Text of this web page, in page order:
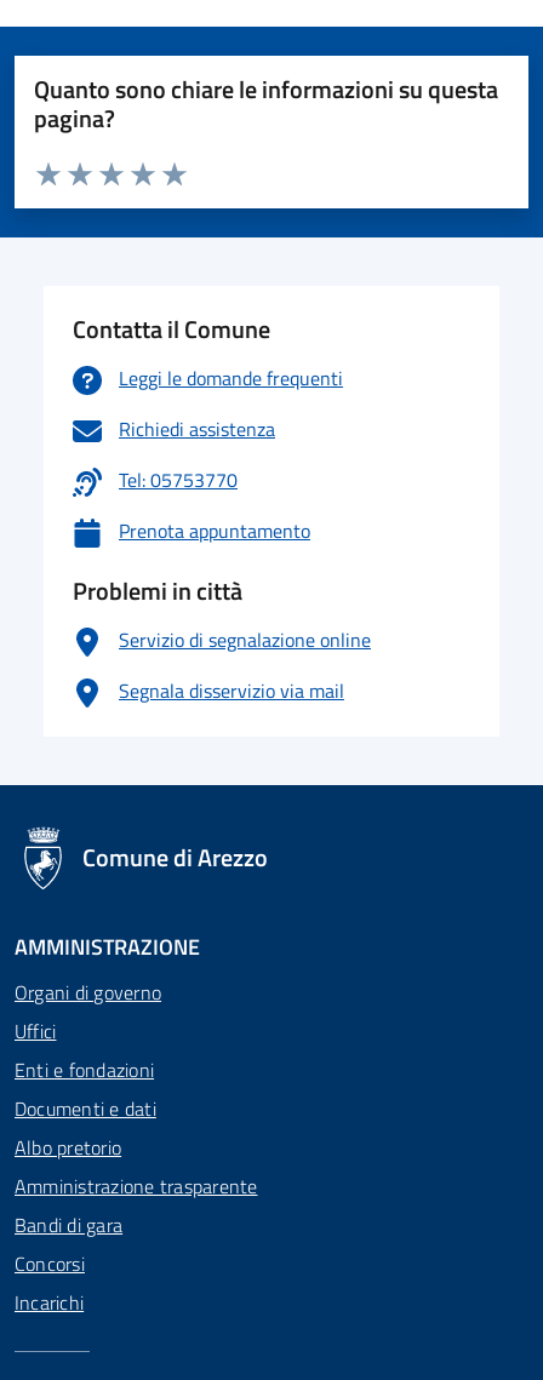
Quanto sono chiare le informazioni su questa
pagina?
Valuta da 1 a 5 stelle la pagina
Valuta 5 stelle su 5
Valuta 4 stelle su 5
Valuta 3 stelle su 5
Valuta 2 stelle su 5
Valuta 1 stelle su 5
Contatta il Comune
Leggi le domande frequenti
Richiedi assistenza
Tel: 05753770
Prenota appuntamento
Problemi in città
Servizio di segnalazione online
Segnala disservizio via mail
logo Unione Europea
Comune di Arezzo
AMMINISTRAZIONE
Organi di governo
Uffici
Enti e fondazioni
Documenti e dati
Albo pretorio
Amministrazione trasparente
Bandi di gara
Concorsi
Incarichi